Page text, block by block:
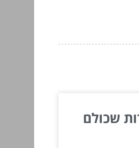
שכולם